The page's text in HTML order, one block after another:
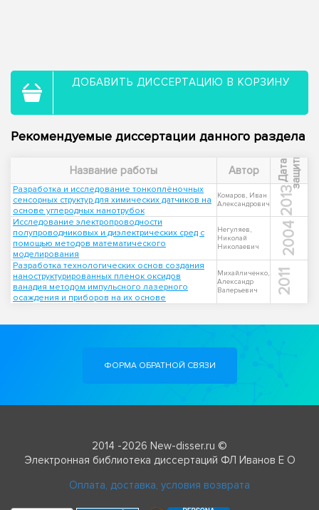
ДОБАВИТЬ ДИССЕРТАЦИЮ В КОРЗИНУ
Рекомендуемые диссертации данного раздела
Название работы Автор Д
а
т
а
з
а
щ
и
т ы
Разработка и исследование тонкоплёночных
сенсорных структур для химических датчиков на
основе углеродных нанотрубок
Комаров, Иван
Александрович
2013
Исследование электропроводности
полупроводниковых и диэлектрических сред с
помощью методов математического
моделирования
Негуляев,
Николай
Николаевич
2004
Разработка технологических основ создания
наноструктурированных пленок оксидов
ванадия методом импульсного лазерного
осаждения и приборов на их основе
Михайличенко,
Александр
Валерьевич
2011
ФОРМА ОБРАТНОЙ СВЯЗИ
2014 -2026 New-disser.ru ©
Электронная библиотека диссертаций ФЛ Иванов Е О
Оплата, доставка, условия возврата